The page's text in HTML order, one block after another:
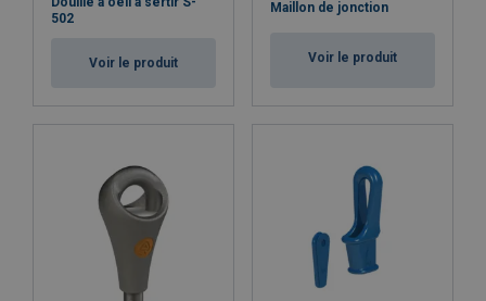
502
Voir le produit
Maillon de jonction
Voir le produit